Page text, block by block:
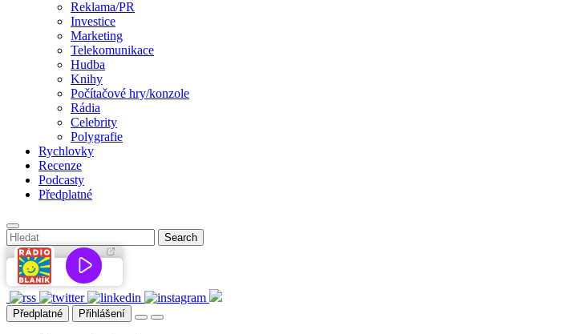
Reklama/PR
Investice
Marketing
Telekomunikace
Hudba
Knihy
Počítačové hry/konzole
Rádia
Celebrity
Polygrafie
Rychlovky
Recenze
Podcasty
Předplatné
Předplatné Přihlášení